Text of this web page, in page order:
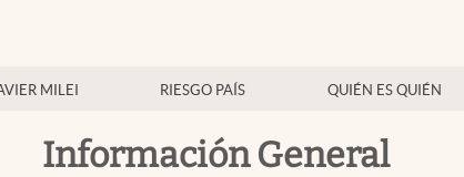
MILEI RIESGO PAÍS QUIÉN ES QUIÉN
Información General